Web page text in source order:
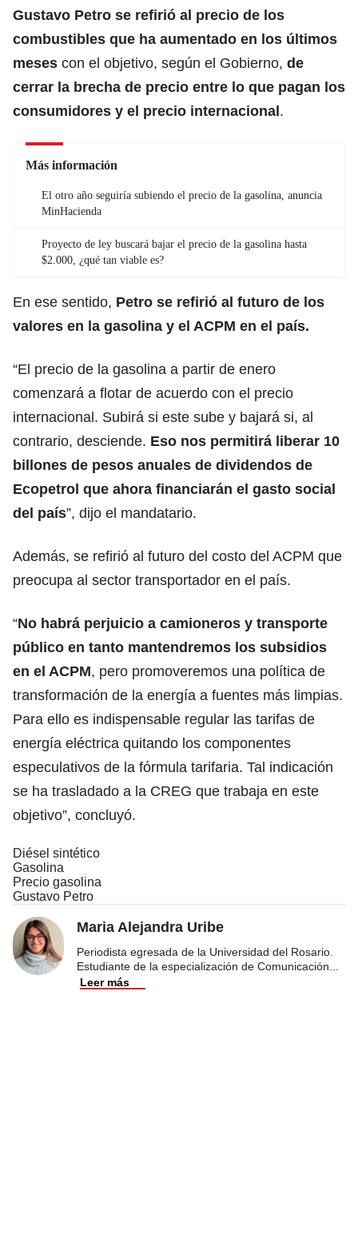
Gustavo Petro se refirió al precio de los
combustibles que ha aumentado en los últimos
meses con el objetivo, según el Gobierno, de
cerrar la brecha de precio entre lo que pagan los
consumidores y el precio internacional.
Más información
El otro año seguiría subiendo el precio de la gasolina, anuncia
MinHacienda
Proyecto de ley buscará bajar el precio de la gasolina hasta
$2.000, ¿qué tan viable es?
En ese sentido, Petro se refirió al futuro de los
valores en la gasolina y el ACPM en el país.
“El precio de la gasolina a partir de enero
comenzará a flotar de acuerdo con el precio
internacional. Subirá si este sube y bajará si, al
contrario, desciende. Eso nos permitirá liberar 10
billones de pesos anuales de dividendos de
Ecopetrol que ahora financiarán el gasto social
del país”, dijo el mandatario.
Además, se refirió al futuro del costo del ACPM que
preocupa al sector transportador en el país.
“No habrá perjuicio a camioneros y transporte
público en tanto mantendremos los subsidios
en el ACPM, pero promoveremos una política de
transformación de la energía a fuentes más limpias.
Para ello es indispensable regular las tarifas de
energía eléctrica quitando los componentes
especulativos de la fórmula tarifaria. Tal indicación
se ha trasladado a la CREG que trabaja en este
objetivo”, concluyó.
Diésel sintético
Gasolina
Precio gasolina
Gustavo Petro
Maria Alejandra Uribe
Periodista egresada de la Universidad del Rosario.
Estudiante de la especialización de Comunicación
Leer más